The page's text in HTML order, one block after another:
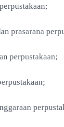
prasarana
perpustakaan;